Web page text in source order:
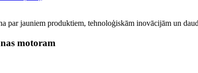
par jauniem produktiem, tehnoloģiskām inovācijām un
motoram